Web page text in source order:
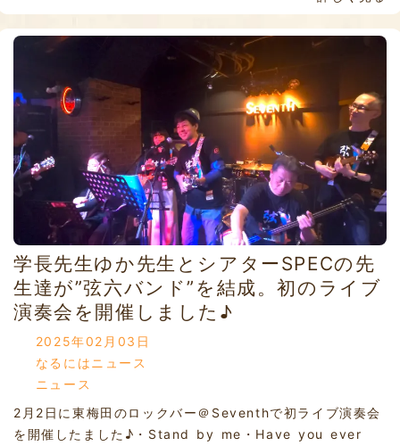
学長先生ゆか先生とシアターSPECの先
生達が”弦六バンド”を結成。初のライブ
演奏会を開催しました♪
2025年02月03日
なるにはニュース
ニュース
2月2日に東梅田のロックバー＠Seventhで初ライブ演奏会
を開催したました♪・Stand by me・Have you ever